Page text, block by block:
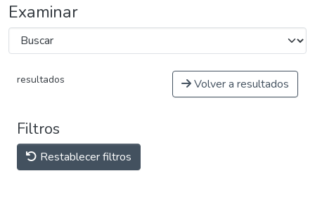
Examinar
resultados Volver a resultados
Filtros
Restablecer filtros